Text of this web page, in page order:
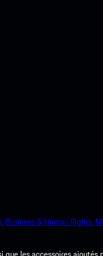
Business & Human Rights.